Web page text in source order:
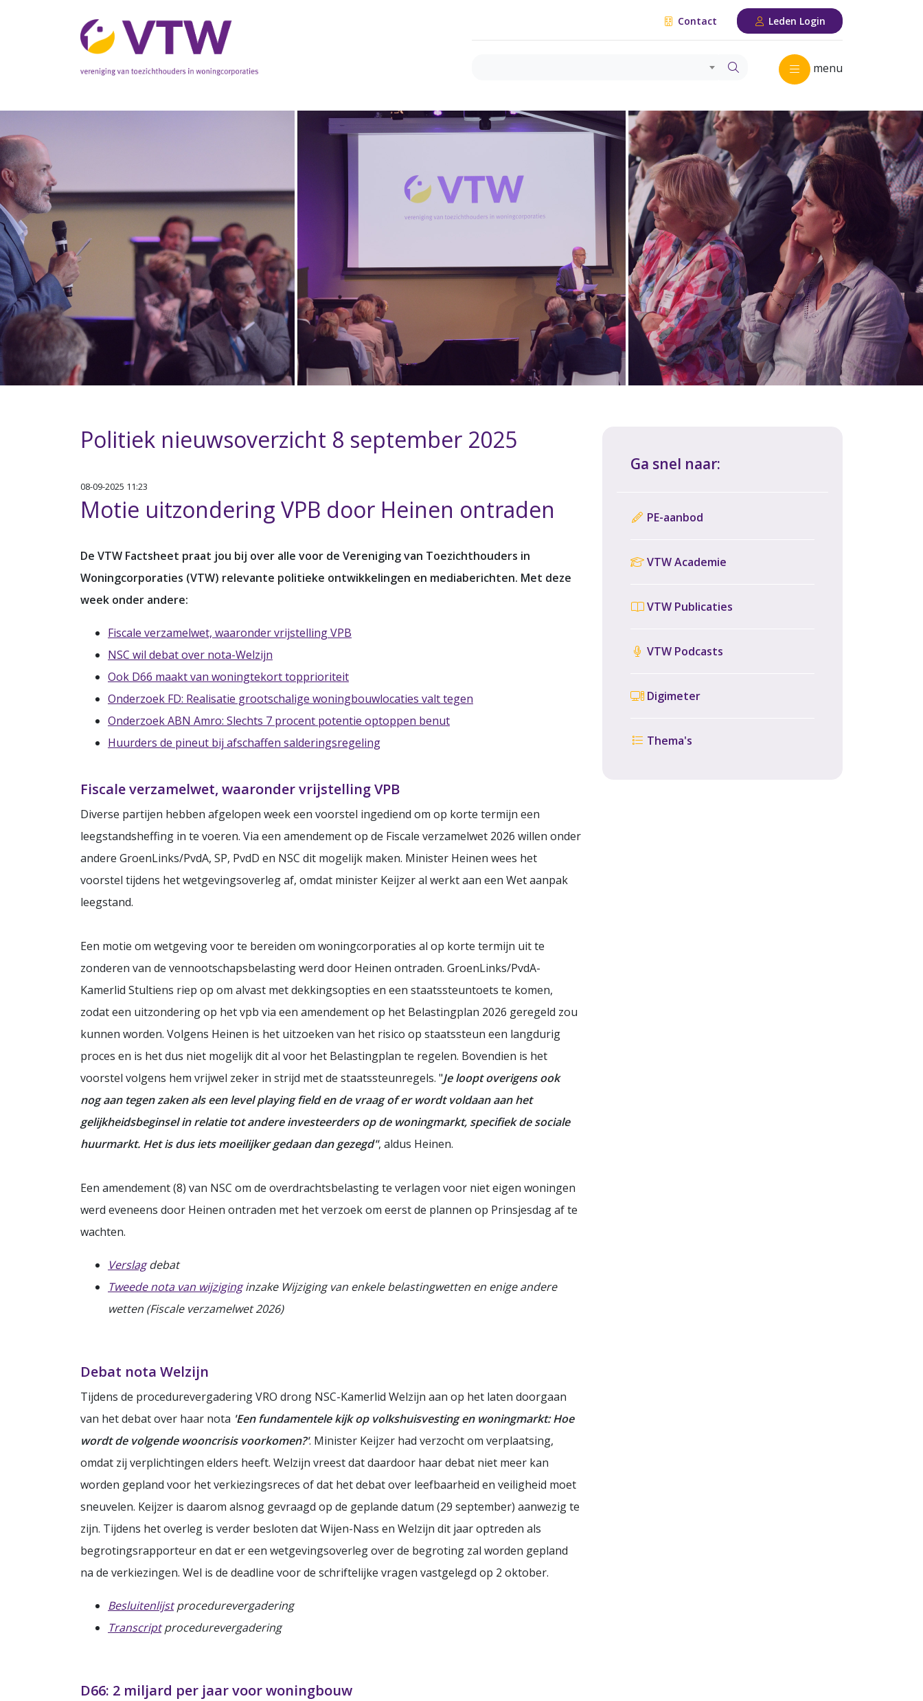
Contact Leden Login
menu
Politiek nieuwsoverzicht 8 september 2025
08-09-2025 11:23
Motie uitzondering VPB door Heinen ontraden
De VTW Factsheet praat jou bij over alle voor de Vereniging van Toezichthouders in
Woningcorporaties (VTW) relevante politieke ontwikkelingen en mediaberichten. Met deze
week onder andere:
Fiscale verzamelwet, waaronder vrijstelling VPB
NSC wil debat over nota-Welzijn
Ook D66 maakt van woningtekort topprioriteit
Onderzoek FD: Realisatie grootschalige woningbouwlocaties valt tegen
Onderzoek ABN Amro: Slechts 7 procent potentie optoppen benut
Huurders de pineut bij afschaffen salderingsregeling
Fiscale verzamelwet, waaronder vrijstelling VPB
Diverse partijen hebben afgelopen week een voorstel ingediend om op korte termijn een
leegstandsheffing in te voeren. Via een amendement op de Fiscale verzamelwet 2026 willen onder
andere GroenLinks/PvdA, SP, PvdD en NSC dit mogelijk maken. Minister Heinen wees het
voorstel tijdens het wetgevingsoverleg af, omdat minister Keijzer al werkt aan een Wet aanpak
leegstand.
Een motie om wetgeving voor te bereiden om woningcorporaties al op korte termijn uit te
zonderen van de vennootschapsbelasting werd door Heinen ontraden. GroenLinks/PvdA-
Kamerlid Stultiens riep op om alvast met dekkingsopties en een staatssteuntoets te komen,
zodat een uitzondering op het vpb via een amendement op het Belastingplan 2026 geregeld zou
kunnen worden. Volgens Heinen is het uitzoeken van het risico op staatssteun een langdurig
proces en is het dus niet mogelijk dit al voor het Belastingplan te regelen. Bovendien is het
voorstel volgens hem vrijwel zeker in strijd met de staatssteunregels. "Je loopt overigens ook
nog aan tegen zaken als een level playing field en de vraag of er wordt voldaan aan het
gelijkheidsbeginsel in relatie tot andere investeerders op de woningmarkt, specifiek de sociale
huurmarkt. Het is dus iets moeilijker gedaan dan gezegd", aldus Heinen.
Een amendement (8) van NSC om de overdrachtsbelasting te verlagen voor niet eigen woningen
werd eveneens door Heinen ontraden met het verzoek om eerst de plannen op Prinsjesdag af te
wachten.
Verslagdebat
Tweede nota van wijziginginzake Wijziging van enkele belastingwetten en enige andere
wetten (Fiscale verzamelwet 2026)
Debat nota Welzijn
Tijdens de procedurevergadering VRO drong NSC-Kamerlid Welzijn aan op het laten doorgaan
van het debat over haar nota 'Een fundamentele kijk op volkshuisvesting en woningmarkt: Hoe
wordt de volgende wooncrisis voorkomen?'. Minister Keijzer had verzocht om verplaatsing,
omdat zij verplichtingen elders heeft. Welzijn vreest dat daardoor haar debat niet meer kan
worden gepland voor het verkiezingsreces of dat het debat over leefbaarheid en veiligheid moet
sneuvelen. Keijzer is daarom alsnog gevraagd op de geplande datum (29 september) aanwezig te
zijn. Tijdens het overleg is verder besloten dat Wijen-Nass en Welzijn dit jaar optreden als
begrotingsrapporteur en dat er een wetgevingsoverleg over de begroting zal worden gepland
na de verkiezingen. Wel is de deadline voor de schriftelijke vragen vastgelegd op 2 oktober.
Besluitenlijstprocedurevergadering
Transcriptprocedurevergadering
D66: 2 miljard per jaar voor woningbouw
Ga snel naar:
PE-aanbod
VTW Academie
VTW Publicaties
VTW Podcasts
Digimeter
Thema's